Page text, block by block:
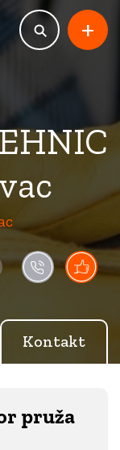
+
Kontakt
pruža